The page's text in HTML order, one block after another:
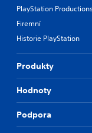
PlayStation Productions
Firemní
Historie PlayStation
Produkty
Hodnoty
Podpora